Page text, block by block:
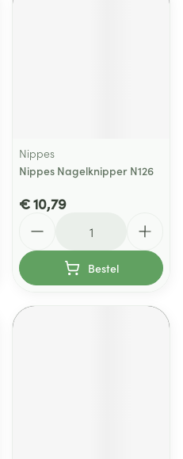
Nippes
Nippes Nagelknipper N126
€ 10,79
Bestel